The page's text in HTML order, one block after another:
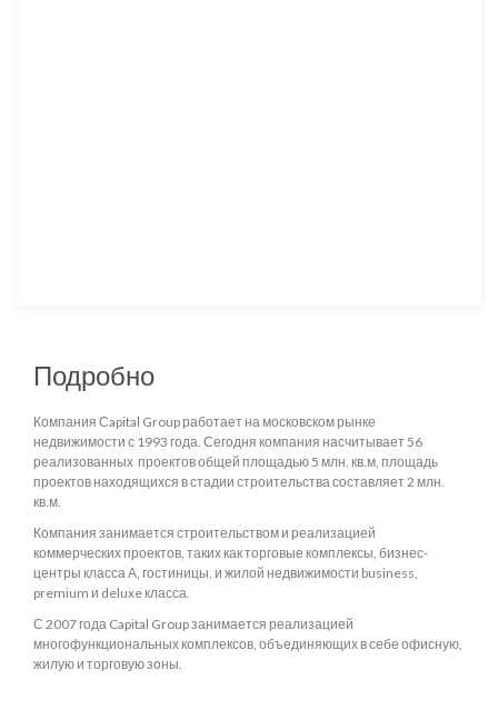
Подробно
Компания Сapital Group работает на московском рынке
недвижимости с 1993 года. Сегодня компания насчитывает 56
реализованных проектов общей площадью 5 млн. кв.м, площадь
проектов находящихся в стадии строительства составляет 2 млн.
кв.м.
Компания занимается строительством и реализацией
коммерческих проектов, таких как торговые комплексы, бизнес-
центры класса А, гостиницы, и жилой недвижимости business,
premium и deluxe класса.
С 2007 года Capital Group занимается реализацией
многофункциональных комплексов, объединяющих в себе офисную,
жилую и торговую зоны.